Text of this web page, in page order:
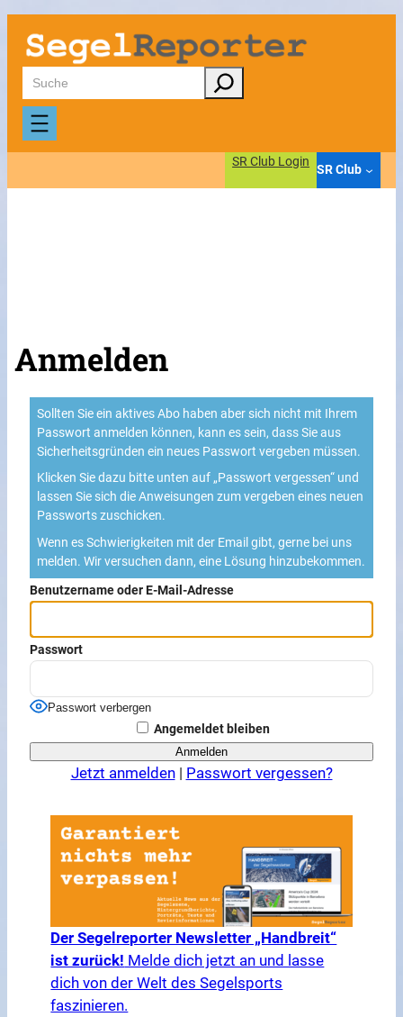
Suchen
SR Club Login
SR Club
Anmelden
Sollten Sie ein aktives Abo haben aber sich nicht mit Ihrem
Passwort anmelden können, kann es sein, dass Sie aus
Sicherheitsgründen ein neues Passwort vergeben müssen.
Klicken Sie dazu bitte unten auf „Passwort vergessen“ und
lassen Sie sich die Anweisungen zum vergeben eines neuen
Passworts zuschicken.
Wenn es Schwierigkeiten mit der Email gibt, gerne bei uns
melden. Wir versuchen dann, eine Lösung hinzubekommen.
Benutzername oder E-Mail-Adresse
Passwort
Passwort verbergen
Angemeldet bleiben
Jetzt anmelden| Passwort vergessen?
Der Segelreporter Newsletter „Handbreit“
ist zurück! Melde dich jetzt an und lasse
dich von der Welt des Segelsports
faszinieren.